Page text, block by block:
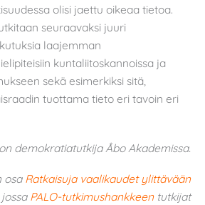
olisi jaettu oikeaa tietoa.
seuraavaksi juuri
laajemman
kuntaliitoskannoissa ja
sekä esimerkiksi sitä,
tuottama tieto eri tavoin eri
demokratiatutkija Åbo Akademissa.
osa Ratkaisuja vaalikaudet ylittävään
jossa PALO-tutkimushankkeentutkijat